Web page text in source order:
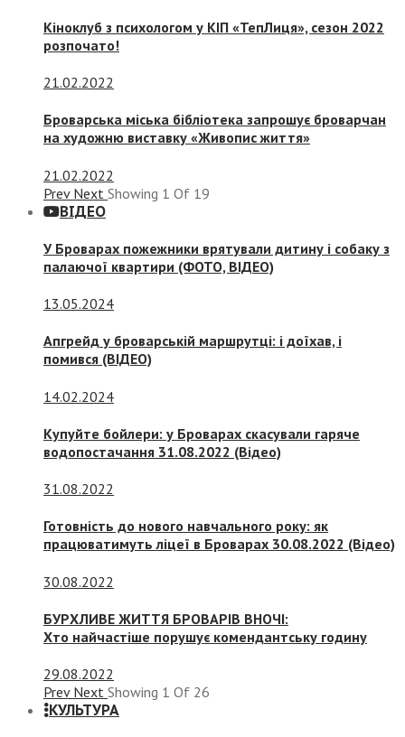
Кіноклуб з психологом у КІП «ТепЛиця», сезон 2022
розпочато!
21.02.2022
Броварська міська бібліотека запрошує броварчан
на художню виставку «Живопис життя»
21.02.2022
Prev Next Showing 1 Of 19
ВІДЕО
У Броварах пожежники врятували дитину і собаку з
палаючої квартири (ФОТО, ВІДЕО)
13.05.2024
Апгрейд у броварській маршрутці: і доїхав, і
помився (ВІДЕО)
14.02.2024
Купуйте бойлери: у Броварах скасували гаряче
водопостачання 31.08.2022 (Відео)
31.08.2022
Готовність до нового навчального року: як
працюватимуть ліцеї в Броварах 30.08.2022 (Відео)
30.08.2022
БУРХЛИВЕ ЖИТТЯ БРОВАРІВ ВНОЧІ:
Хто найчастіше порушує комендантську годину
29.08.2022
Prev Next Showing 1 Of 26
КУЛЬТУРА